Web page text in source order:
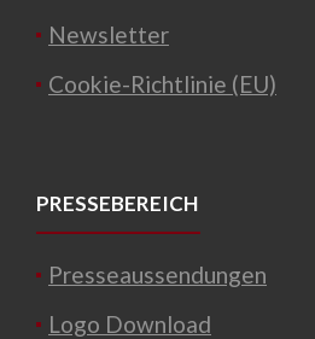
Newsletter
Cookie-Richtlinie (EU)
PRESSEBEREICH
Presseaussendungen
Logo Download